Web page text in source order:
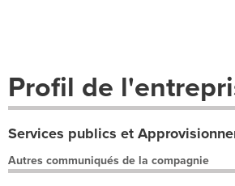
Profil de
Services publics et
Autres communiqués de la compagnie